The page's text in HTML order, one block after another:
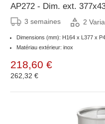
AP272 - Dim. ext.
3 semaines 2
Dimensions (mm): H164 x L377 x
Matériau extérieur: inox
218,60 €
262,32 €